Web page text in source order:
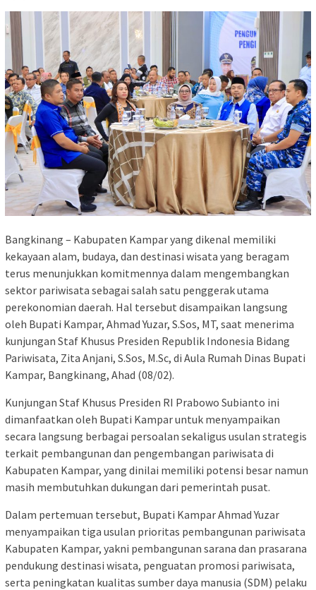
Bangkinang – Kabupaten Kampar yang dikenal memiliki
kekayaan alam, budaya, dan destinasi wisata yang beragam
terus menunjukkan komitmennya dalam mengembangkan
sektor pariwisata sebagai salah satu penggerak utama
perekonomian daerah. Hal tersebut disampaikan langsung
oleh Bupati Kampar, Ahmad Yuzar, S.Sos, MT, saat menerima
kunjungan Staf Khusus Presiden Republik Indonesia Bidang
Pariwisata, Zita Anjani, S.Sos, M.Sc, di Aula Rumah Dinas Bupati
Kampar, Bangkinang, Ahad (08/02).
Kunjungan Staf Khusus Presiden RI Prabowo Subianto ini
dimanfaatkan oleh Bupati Kampar untuk menyampaikan
secara langsung berbagai persoalan sekaligus usulan strategis
terkait pembangunan dan pengembangan pariwisata di
Kabupaten Kampar, yang dinilai memiliki potensi besar namun
masih membutuhkan dukungan dari pemerintah pusat.
Dalam pertemuan tersebut, Bupati Kampar Ahmad Yuzar
menyampaikan tiga usulan prioritas pembangunan pariwisata
Kabupaten Kampar, yakni pembangunan sarana dan prasarana
pendukung destinasi wisata, penguatan promosi pariwisata,
serta peningkatan kualitas sumber daya manusia (SDM) pelaku